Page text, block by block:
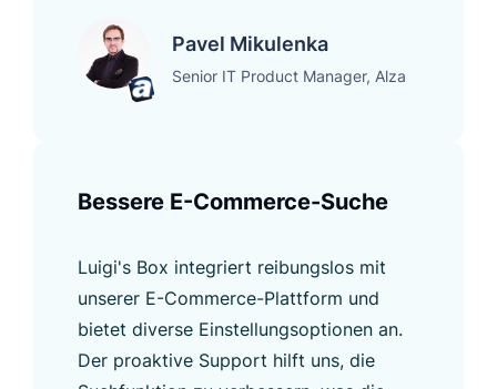
Pavel Mikulenka
Senior IT Product Manager, Alza
Bessere E-Commerce-Suche
Luigi's Box integriert reibungslos mit
unserer E-Commerce-Plattform und
bietet diverse Einstellungsoptionen an.
Der proaktive Support hilft uns, die